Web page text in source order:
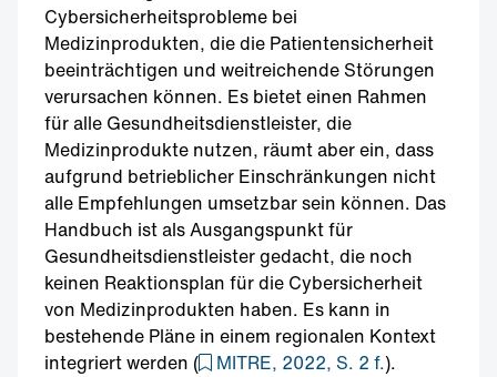
Cybersicherheitsprobleme bei
Medizinprodukten, die die Patientensicherheit
beeinträchtigen und weitreichende Störungen
verursachen können. Es bietet einen Rahmen
für alle Gesundheitsdienstleister, die
Medizinprodukte nutzen, räumt aber ein, dass
aufgrund betrieblicher Einschränkungen nicht
alle Empfehlungen umsetzbar sein können. Das
Handbuch ist als Ausgangspunkt für
Gesundheitsdienstleister gedacht, die noch
keinen Reaktionsplan für die Cybersicherheit
von Medizinprodukten haben. Es kann in
bestehende Pläne in einem regionalen Kontext
integriert werden (
MITRE, 2022, S. 2 f.).